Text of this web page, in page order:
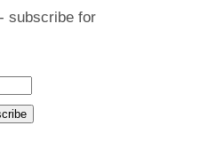
subscribe for